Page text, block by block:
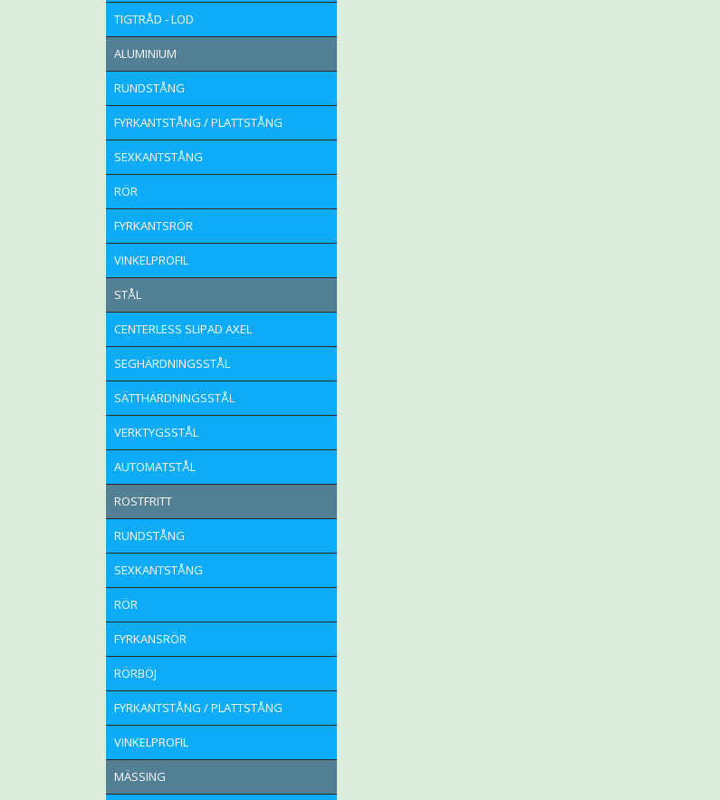
TIGTRÅD - LOD
ALUMINIUM
RUNDSTÅNG
FYRKANTSTÅNG / PLATTSTÅNG
SEXKANTSTÅNG
RÖR
FYRKANTSRÖR
VINKELPROFIL
STÅL
CENTERLESS SLIPAD AXEL
SEGHÄRDNINGSSTÅL
SÄTTHÄRDNINGSSTÅL
VERKTYGSSTÅL
AUTOMATSTÅL
ROSTFRITT
RUNDSTÅNG
SEXKANTSTÅNG
RÖR
FYRKANSRÖR
RÖRBÖJ
FYRKANTSTÅNG / PLATTSTÅNG
VINKELPROFIL
MÄSSING